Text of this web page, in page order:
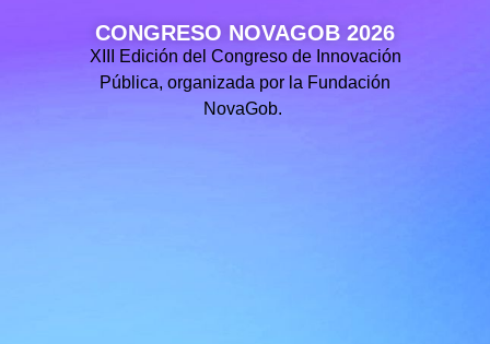
CONGRESO NOVAGOB 2026
XIII Edición del Congreso de Innovación
Pública, organizada por la Fundación
NovaGob.